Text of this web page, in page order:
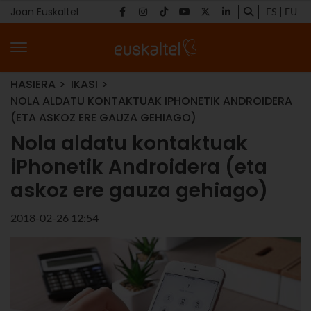
Joan Euskaltel ES EU
HASIERA
IKASI
NOLA ALDATU KONTAKTUAK IPHONETIK ANDROIDERA
(ETA ASKOZ ERE GAUZA GEHIAGO)
Nola aldatu kontaktuak
iPhonetik Androidera (eta
askoz ere gauza gehiago)
2018-02-26 12:54